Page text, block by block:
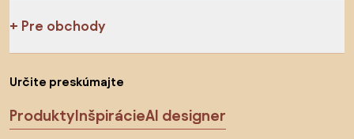
Pre obchody
Určite preskúmajte
ProduktyInšpirácieAI designer